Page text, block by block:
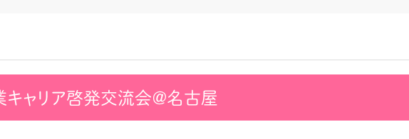
オープンバッジについて
事様向け）
キャリア啓発交流会＠名古屋